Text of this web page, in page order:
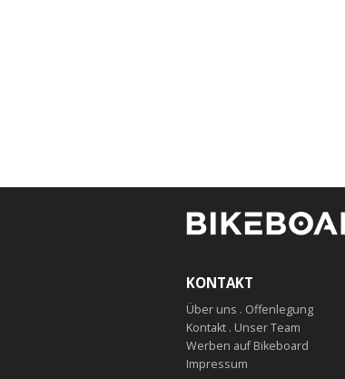
KONTAKT
Über uns . Offenlegung
Kontakt . Unser Team
Werben auf Bikeboard
Impressum